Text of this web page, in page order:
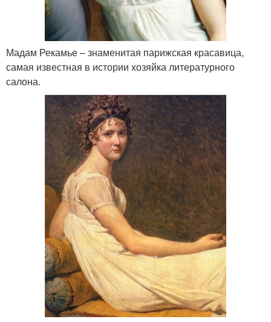
Мадам Рекамье – знаменитая парижская красавица,
самая известная в истории хозяйка литературного
салона.